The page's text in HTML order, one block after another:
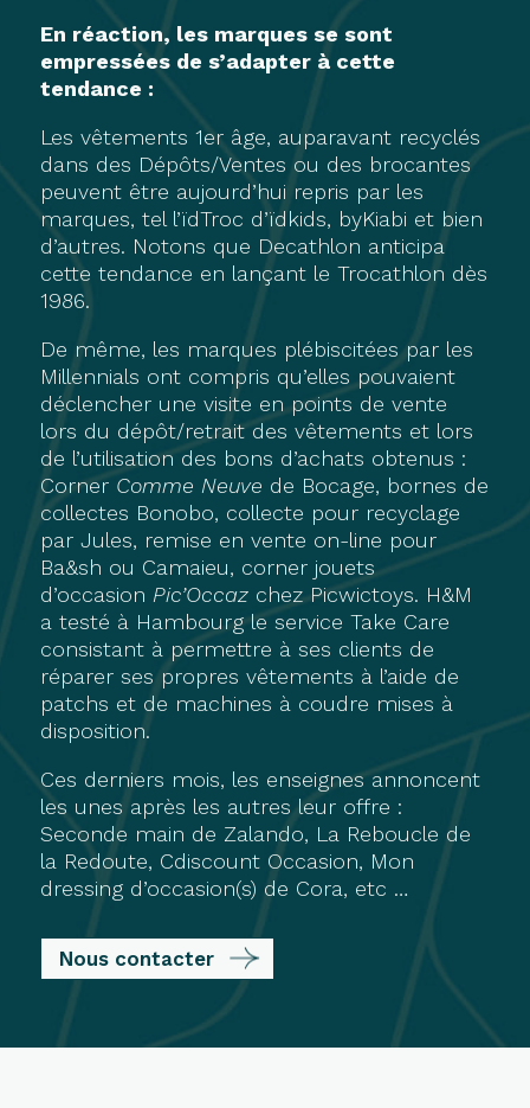
En réaction, les marques se sont
empressées de s’adapter à cette
tendance :
Les vêtements 1er âge, auparavant recyclés
dans des Dépôts/Ventes ou des brocantes
peuvent être aujourd’hui repris par les
marques, tel l’ïdTroc d’ïdkids, byKiabi et bien
d’autres. Notons que Decathlon anticipa
cette tendance en lançant le Trocathlon dès
1986.
De même, les marques plébiscitées par les
Millennials ont compris qu’elles pouvaient
déclencher une visite en points de vente
lors du dépôt/retrait des vêtements et lors
de l’utilisation des bons d’achats obtenus :
Corner Comme Neuve de Bocage, bornes de
collectes Bonobo, collecte pour recyclage
par Jules, remise en vente on-line pour
Ba&sh ou Camaieu, corner jouets
d’occasion Pic’Occaz chez Picwictoys. H&M
a testé à Hambourg le service Take Care
consistant à permettre à ses clients de
réparer ses propres vêtements à l’aide de
patchs et de machines à coudre mises à
disposition.
Ces derniers mois, les enseignes annoncent
les unes après les autres leur offre :
Seconde main de Zalando, La Reboucle de
la Redoute, Cdiscount Occasion, Mon
dressing d’occasion(s) de Cora, etc …
Nous contacter